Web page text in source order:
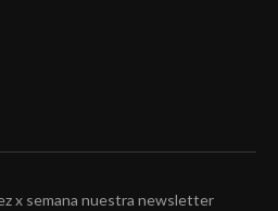
x semana nuestra newsletter